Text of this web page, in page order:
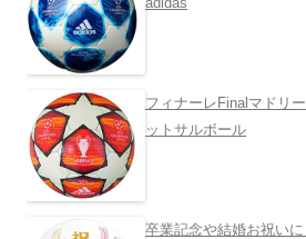
フィナーレFinalマドリ
ットサルボール
卒業記念や結婚お祝い